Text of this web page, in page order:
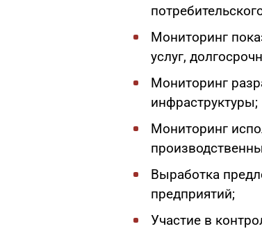
Мониторинг
услуг,
Мониторинг
инфраструктуры;
Мониторинг
Выработка
предприятий;
Участие в